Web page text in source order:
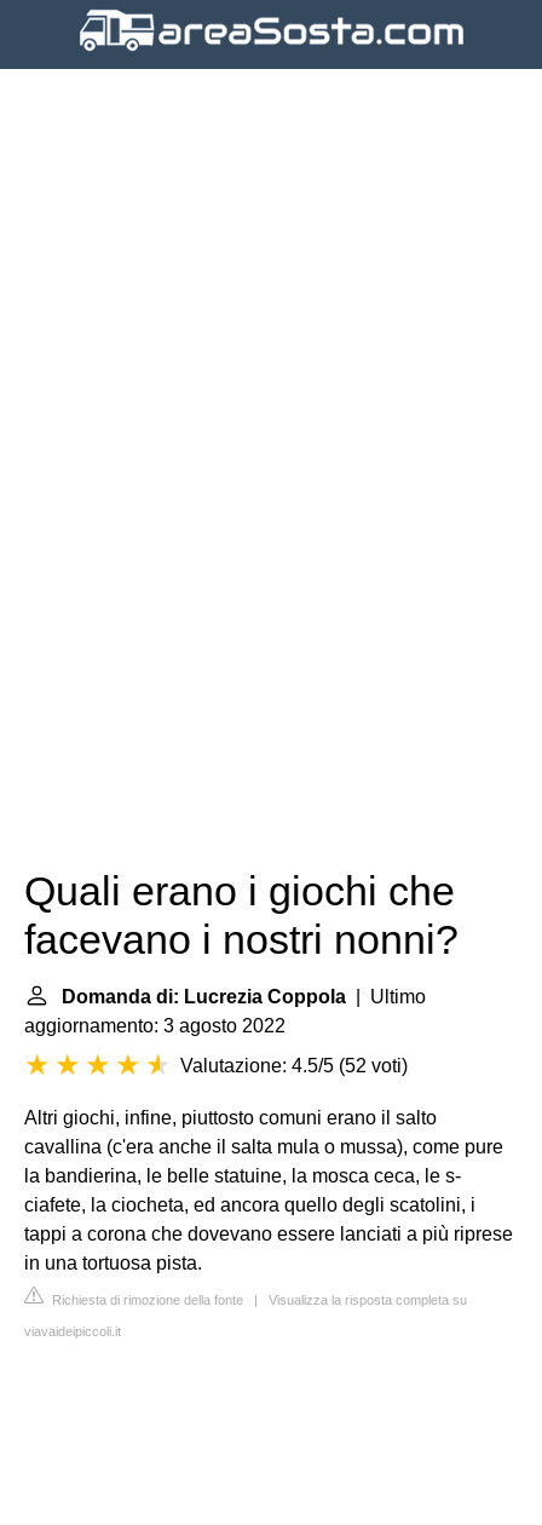
Quali erano i giochi che
facevano i nostri nonni?
Domanda di: Lucrezia Coppola | Ultimo
aggiornamento: 3 agosto 2022
Valutazione: 4.5/5 (52 voti)
Altri giochi, infine, piuttosto comuni erano il salto
cavallina (c'era anche il salta mula o mussa), come pure
la bandierina, le belle statuine, la mosca ceca, le s-
ciafete, la ciocheta, ed ancora quello degli scatolini, i
tappi a corona che dovevano essere lanciati a più riprese
in una tortuosa pista.
Richiesta di rimozione della fonte | Visualizza la risposta completa su
viavaideipiccoli.it